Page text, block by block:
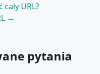
URL?
→
pytania